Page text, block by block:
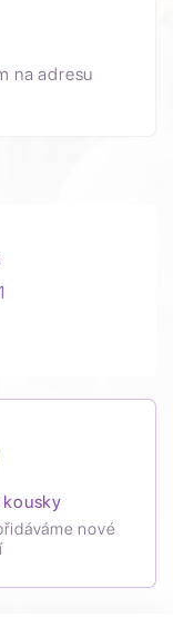
na adresu
kousky
nové